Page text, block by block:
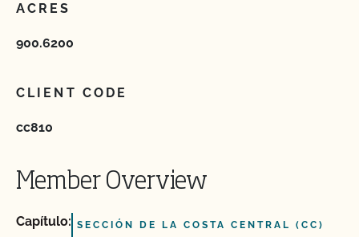
ACRES
900.6200
CLIENT CODE
cc810
Member Overview
Capítulo: SECCIÓN DE LA COSTA CENTRAL (CC)